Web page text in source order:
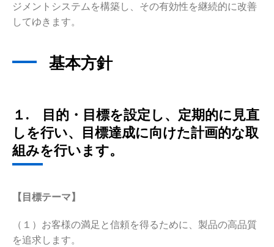
ジメントシステムを構築し、その有効性を継続的に改善
してゆきます。
基本方針
１. 目的・目標を設定し、定期的に見直
しを行い、目標達成に向けた計画的な取
組みを行います。
【目標テーマ】
（１）お客様の満足と信頼を得るために、製品の高品質
を追求します。